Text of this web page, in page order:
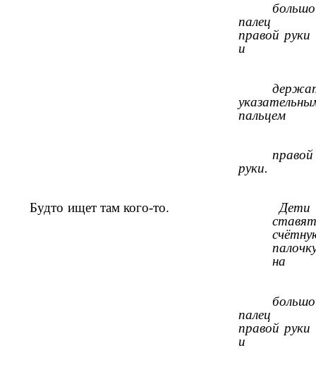
палец
правой руки
и
пальцем
правой
руки.
Будто ищет там кого-то.Дети
ставят
на
палец
правой руки
и